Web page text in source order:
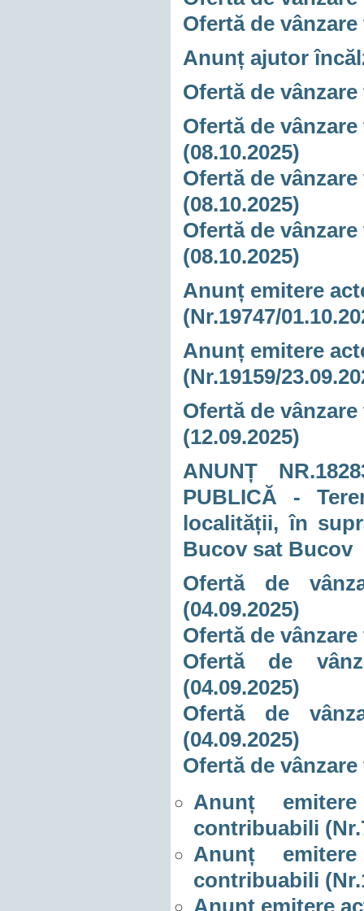
Ofertă de
Anunț ajutor
Ofertă de
Ofertă de
(08.10.2025)
Ofertă de
(08.10.2025)
Ofertă de
(08.10.2025)
Anunț emitere
(Nr.19747/
Anunț emitere
(Nr.19159/
Ofertă de
(12.09.2025)
ANUNȚ
PUBLICĂ -
localității, în
Bucov sat Bucov
Ofertă de
(04.09.2025)
Ofertă de
Ofertă de
(04.09.2025)
Ofertă de
(04.09.2025)
Ofertă de
Anunț
contribuabili
Anunț
contribuabili
Anunț emitere